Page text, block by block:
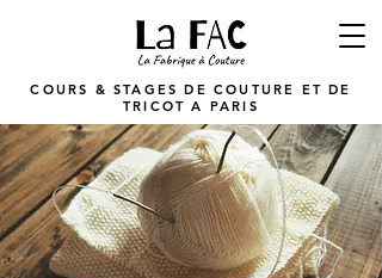
COURS & STAGES DE COUTURE ET DE
TRICOT A PARIS